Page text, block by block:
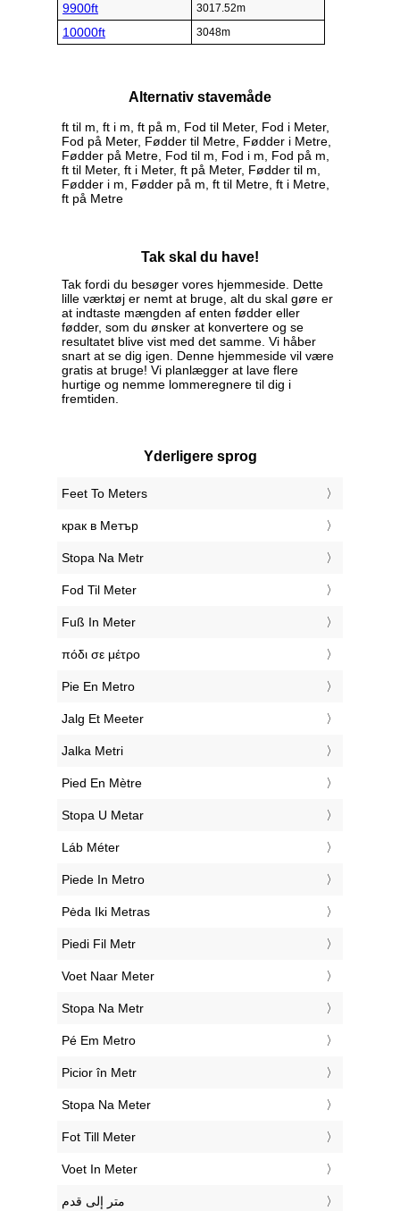
9900ft 3017.52m
10000ft 3048m
Alternativ stavemåde
ft til m, ft i m, ft på m, Fod til Meter, Fod i Meter,
Fod på Meter, Fødder til Metre, Fødder i Metre,
Fødder på Metre, Fod til m, Fod i m, Fod på m,
ft til Meter, ft i Meter, ft på Meter, Fødder til m,
Fødder i m, Fødder på m, ft til Metre, ft i Metre,
ft på Metre
Tak skal du have!
Tak fordi du besøger vores hjemmeside. Dette
lille værktøj er nemt at bruge, alt du skal gøre er
at indtaste mængden af enten fødder eller
fødder, som du ønsker at konvertere og se
resultatet blive vist med det samme. Vi håber
snart at se dig igen. Denne hjemmeside vil være
gratis at bruge! Vi planlægger at lave flere
hurtige og nemme lommeregnere til dig i
fremtiden.
Yderligere sprog
‎Feet To Meters
‎крак в Метър
‎Stopa Na Metr
‎Fod Til Meter
‎Fuß In Meter
‎πόδι σε μέτρο
‎Pie En Metro
‎Jalg Et Meeter
‎Jalka Metri
‎Pied En Mètre
‎Stopa U Metar
‎Láb Méter
‎Piede In Metro
‎Pėda Iki Metras
‎Piedi Fil Metr
‎Voet Naar Meter
‎Stopa Na Metr
‎Pé Em Metro
‎Picior în Metr
‎Stopa Na Meter
‎Fot Till Meter
‎Voet In Meter
‏متر إلى قدم